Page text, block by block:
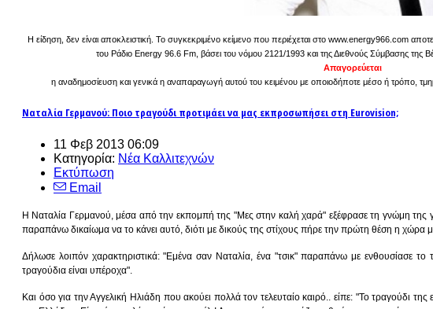
Η είδηση, δεν είναι αποκλειστική. Το συγκεκριμένο κείμενο που περιέχεται στο www.energy966.com
του Ράδιο Energy 96.6 Fm, βάσει του νόμου 2121/1993 και της Διεθνούς Σύμβασης της
Απαγορεύεται
η αναδημοσίευση και γενικά η αναπαραγωγή αυτού του κειμένου με οποιοδήποτε μέσο ή τρόπο,
Ναταλία Γερμανού: Ποιο τραγούδι προτιμάει να μας εκπροσωπήσει στη Eurovision;
11 Φεβ 2013 06:09
Κατηγορία: Νέα Καλλιτεχνών
Εκτύπωση
Email
Η Ναταλία Γερμανού, μέσα από την εκπομπή της "Μες στην καλή χαρά" εξέφρασε τη γνώμη της
παραπάνω δικαίωμα να το κάνει αυτό, διότι με δικούς της στίχους πήρε την πρώτη θέση η χώρα
Δήλωσε λοιπόν χαρακτηριστικά: "Εμένα σαν Ναταλία, ένα "τσικ" παραπάνω με ενθουσίασε
τραγούδια είναι υπέροχα".
Και όσο για την Αγγελική Ηλιάδη που ακούει πολλά τον τελευταίο καιρό.. είπε: "Το τραγούδι